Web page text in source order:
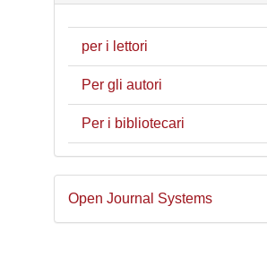
per i lettori
Per gli autori
Per i bibliotecari
Sviluppato
a
Open Journal Systems